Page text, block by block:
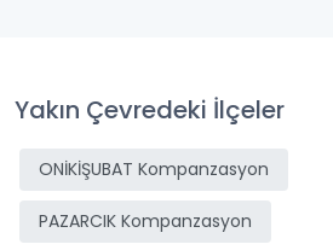
Yakın Çevredeki İlçeler
ONİKİŞUBAT Kompanzasyon
PAZARCIK Kompanzasyon